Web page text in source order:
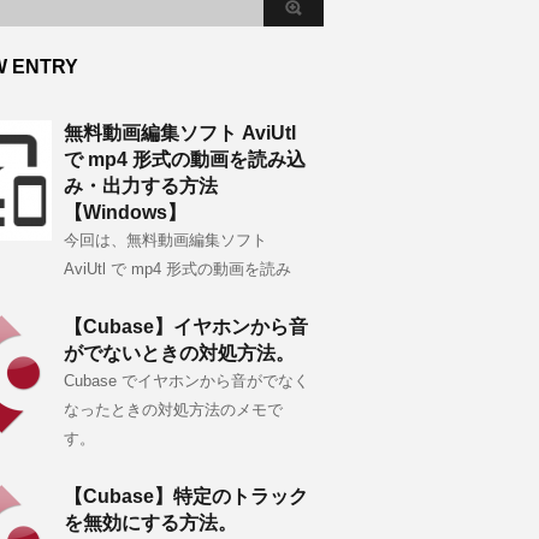
ENTRY
無料動画編集ソフト AviUtl
で mp4 形式の動画を読み込
み・出力する方法
【Windows】
今回は、無料動画編集ソフト
AviUtl で mp4 形式の動画を読み
【Cubase】イヤホンから音
がでないときの対処方法。
Cubase でイヤホンから音がでなく
なったときの対処方法のメモで
す。
【Cubase】特定のトラック
を無効にする方法。